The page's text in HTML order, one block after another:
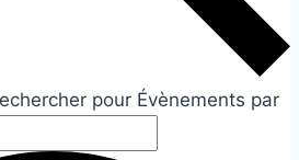
pour Évènements par